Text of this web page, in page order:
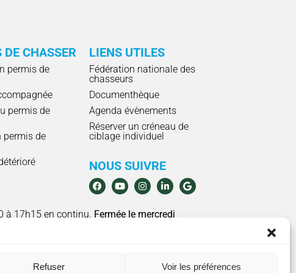
Refuser Voir les préférences
DE CHASSER
permis de
permis de
permis de
LIENS UTILES
Fédération nationale des
chasseurs
Documenthèque
Agenda évènements
Réserver un créneau de
ciblage individuel
NOUS SUIVRE
à 17h15 en continu. Fermée le mercredi